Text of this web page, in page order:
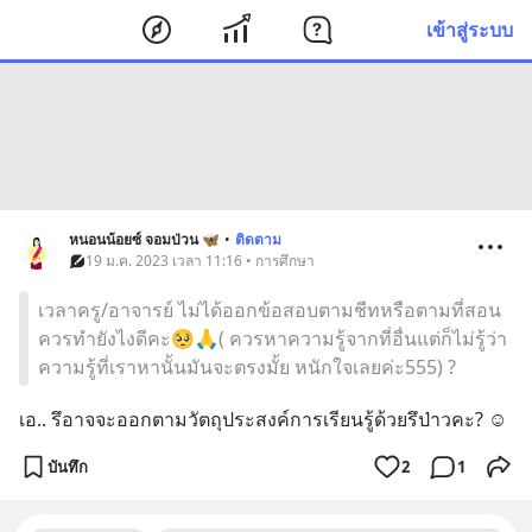
เข้าสู่ระบบ
หนอนน้อยซ์ จอมป่วน 🦋 • ติดตาม
19 ม.ค. 2023 เวลา 11:16 • การศึกษา
เวลาครู/อาจารย์ ไม่ได้ออกข้อสอบตามชีทหรือตามที่สอน
ควรทำยังไงดีคะ🥺🙏( ควรหาความรู้จากที่อื่นแต่ก็ไม่รู้ว่า
ความรู้ที่เราหานั้นมันจะตรงมั้ย หนักใจเลยค่ะ555) ?
เอ.. รึอาจจะออกตามวัตถุประสงค์การเรียนรู้ด้วยรึป่าวคะ? ☺️
บันทึก 2 1